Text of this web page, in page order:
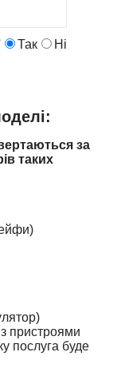
Так Ні
за
таких
пристроями
послуга буде